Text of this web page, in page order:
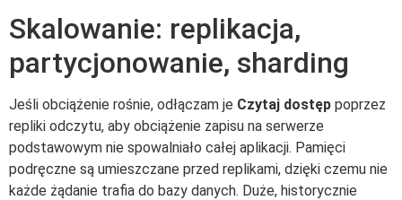
Skalowanie: replikacja,
partycjonowanie, sharding
Jeśli obciążenie rośnie, odłączam je Czytaj dostęp poprzez
repliki odczytu, aby obciążenie zapisu na serwerze
podstawowym nie spowalniało całej aplikacji. Pamięci
podręczne są umieszczane przed replikami, dzięki czemu nie
każde żądanie trafia do bazy danych. Duże, historycznie